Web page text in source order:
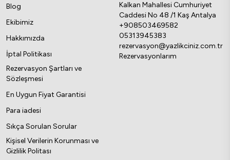
Blog
Ekibimiz
Hakkımızda
İptal Politikası
Rezervasyon Şartları ve
Sözleşmesi
En Uygun Fiyat Garantisi
Para iadesi
Sıkça Sorulan Sorular
Kişisel Verilerin Korunması ve
Gizlilik Politası
Kalkan Mahallesi Cumhuriyet
Caddesi No 48 /1 Kaş Antalya
+908503469582
05313945383
rezervasyon@yazlikciniz.com.tr
Rezervasyonlarım